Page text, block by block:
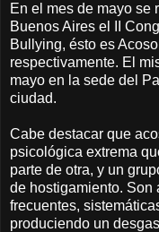
En el mes de mayo se
Buenos Aires el II
Bullying, ésto es
respectivamente. El
mayo en la sede del
ciudad.
Cabe destacar que
psicológica extrema
parte de otra, y un
de hostigamiento. Son
frecuentes,
produciendo un